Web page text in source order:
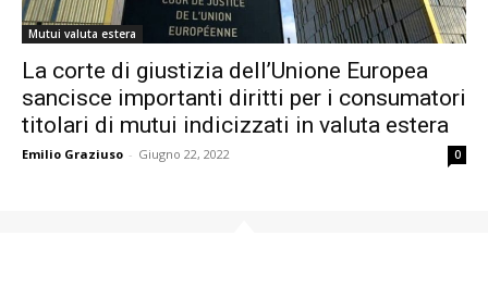
Mutui valuta estera
La corte di giustizia dell’Unione Europea
sancisce importanti diritti per i consumatori
titolari di mutui indicizzati in valuta estera
Emilio Graziuso - Giugno 22, 2022 0